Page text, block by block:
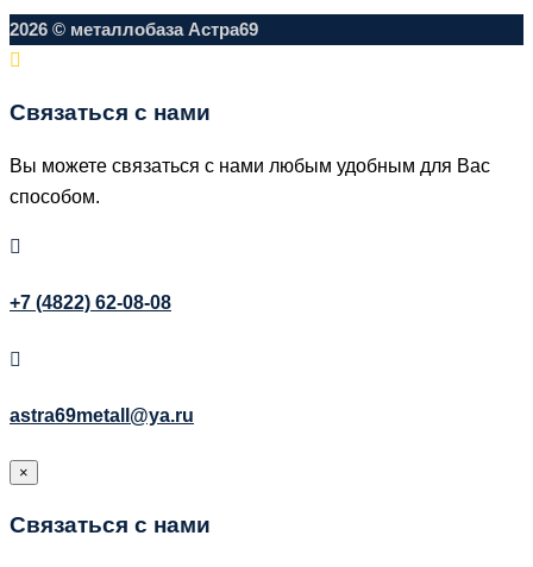
2026 © металлобаза Астра69
Связаться с нами
Вы можете связаться с нами любым удобным для Вас
способом.
+7 (4822) 62-08-08
astra69metall@ya.ru
×
Связаться с нами